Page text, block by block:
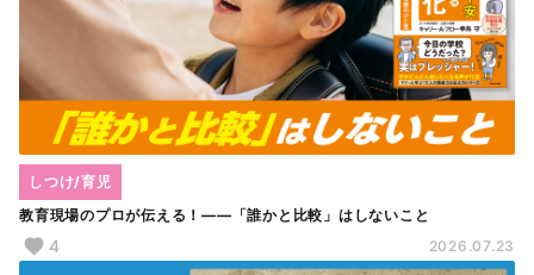
教育現場のプロが伝える！――「誰かと比較」はしないこと
しつけ/育児
4 2026.07.23